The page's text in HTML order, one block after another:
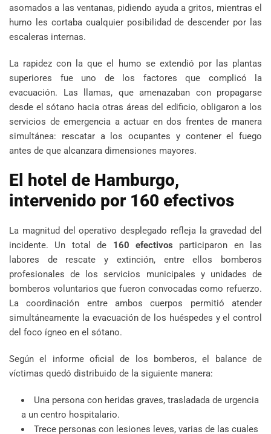
asomados a las ventanas, pidiendo ayuda a gritos, mientras el
humo les cortaba cualquier posibilidad de descender por las
escaleras internas.
La rapidez con la que el humo se extendió por las plantas
superiores fue uno de los factores que complicó la
evacuación. Las llamas, que amenazaban con propagarse
desde el sótano hacia otras áreas del edificio, obligaron a los
servicios de emergencia a actuar en dos frentes de manera
simultánea: rescatar a los ocupantes y contener el fuego
antes de que alcanzara dimensiones mayores.
El hotel de Hamburgo,
intervenido por 160 efectivos
La magnitud del operativo desplegado refleja la gravedad del
incidente. Un total de 160 efectivos participaron en las
labores de rescate y extinción, entre ellos bomberos
profesionales de los servicios municipales y unidades de
bomberos voluntarios que fueron convocadas como refuerzo.
La coordinación entre ambos cuerpos permitió atender
simultáneamente la evacuación de los huéspedes y el control
del foco ígneo en el sótano.
Según el informe oficial de los bomberos, el balance de
víctimas quedó distribuido de la siguiente manera:
Una persona con heridas graves, trasladada de urgencia
a un centro hospitalario.
Trece personas con lesiones leves, varias de las cuales